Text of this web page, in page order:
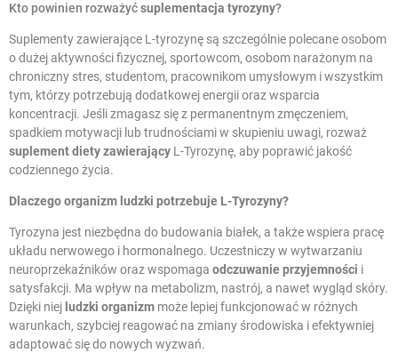
Kto powinien rozważyćsuplementacja tyrozyny?
Suplementy zawierające L-tyrozynę są szczególnie polecane osobom
o dużej aktywności fizycznej, sportowcom, osobom narażonym na
chroniczny stres, studentom, pracownikom umysłowym i wszystkim
tym, którzy potrzebują dodatkowej energii oraz wsparcia
koncentracji. Jeśli zmagasz się z permanentnym zmęczeniem,
spadkiem motywacji lub trudnościami w skupieniu uwagi, rozważ
suplement diety zawierający L-Tyrozynę, aby poprawić jakość
codziennego życia.
Dlaczegoorganizm ludzki potrzebuje L-Tyrozyny?
Tyrozyna jest niezbędna do budowania białek, a także wspiera pracę
układu nerwowego i hormonalnego. Uczestniczy w wytwarzaniu
neuroprzekaźników oraz wspomaga odczuwanie przyjemności i
satysfakcji. Ma wpływ na metabolizm, nastrój, a nawet wygląd skóry.
Dzięki niej ludzki organizm może lepiej funkcjonować w różnych
warunkach, szybciej reagować na zmiany środowiska i efektywniej
adaptować się do nowych wyzwań.